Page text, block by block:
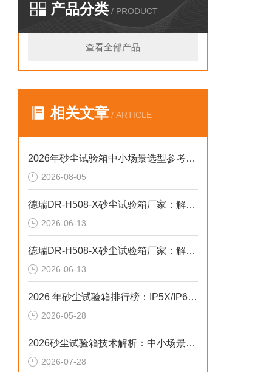
产品分类 / PRODUCT
查看全部产品
相关文章 / ARTICLE
2026年砂尘试验箱中小场景选型参考：精度与合规并重
2026-08-05
德瑞DR-H508-X砂尘试验箱厂家：解决辐照不均尘测失效2026选型标准
2026-06-13
德瑞DR-H508-X砂尘试验箱厂家：解决尘量不均标定偏差2026选型标准
2026-06-13
2026 年砂尘试验箱排行榜：IP5X/IP6X 防尘测试设备优选指南
2026-05-28
2026砂尘试验箱技术解析：中小场景下的IP5X IP6X合规选型参考
2026-07-28